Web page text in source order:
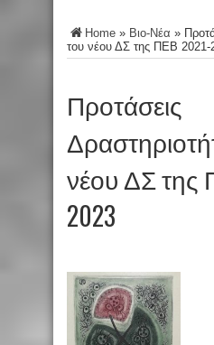
Home » Βιο-Νέα »
του νέου ΔΣ της ΠΕΒ 2021-
Προτάσεις
νέου ΔΣ της
2023